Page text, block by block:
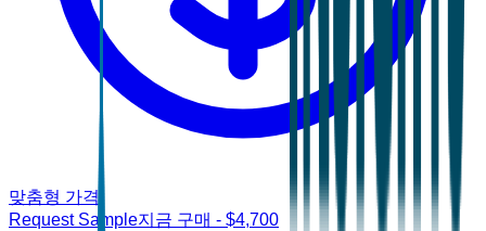
맞춤형 가격
Request Sample지금 구매 - $4,700